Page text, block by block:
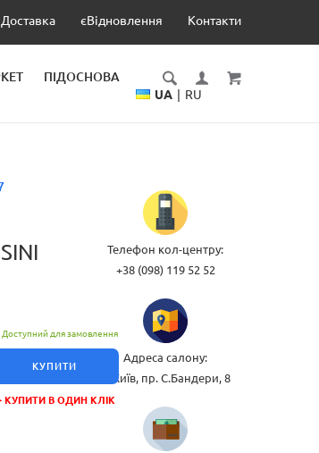
Доставка єВідновлення Контакти
ПІДОСНОВА
UA RU
Доступний для замовлення
КУПИТИ
КУПИТИ В ОДИН КЛІК
Телефон кол-центру:
+38 (098) 119 52 52
Адреса салону:
м.Київ, пр. С.Бандери, 8